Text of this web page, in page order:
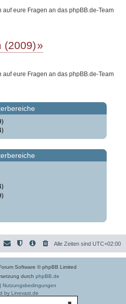
eure Fragen an das phpBB.de-Team
(2009)
eure Fragen an das phpBB.de-Team
Alle Zeiten sind UTC+02:00
Software © phpBB Limited
durch phpBB.de
Nutzungsbedingungen
by Linevast.de